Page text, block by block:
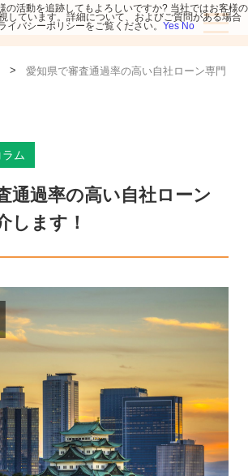
>
愛知県で審査通過率の高い自社ローン専門
ム
通過率の高い自社ローン
します！
の活動を追跡してもよろしいですか? 当社ではお客様の
しています。詳細について、およびご質問がある場合
イバシーポリシーをご覧ください。 Yes No